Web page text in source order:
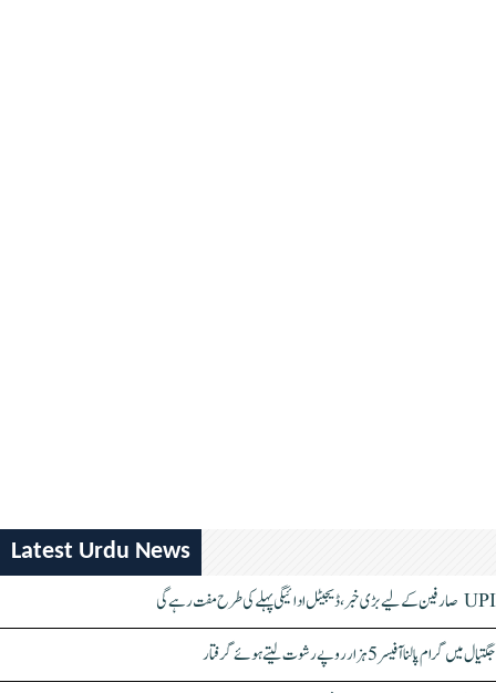
Latest Urdu News
UPI صارفین کے لیے بڑی خبر، ڈیجیٹل ادائیگی پہلے کی طرح مفت رہے گی
جگتیال میں گرام پالنا آفیسر 5 ہزار روپے رشوت لیتے ہوئے گرفتار